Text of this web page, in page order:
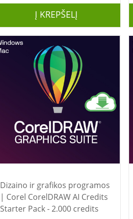
Į KREPŠELĮ
Dizaino ir grafikos programos
| Corel CorelDRAW AI Credits
Starter Pack - 2.000 credits